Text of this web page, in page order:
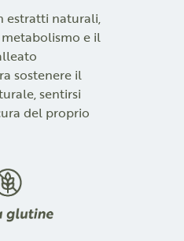
estratti naturali,
e il
sostenere il
sentirsi
del proprio